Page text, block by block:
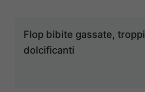
Flop bibite gassate, troppi
dolcificanti